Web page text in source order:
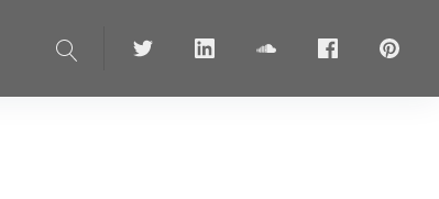
Suche Twitter linkedin soundcloudFacebook